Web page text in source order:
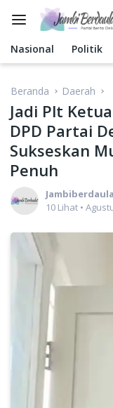
Nasional
Politik
Beranda Daerah
Jadi Plt
DPD Partai
Sukseskan
Penuh
10 Lihat •